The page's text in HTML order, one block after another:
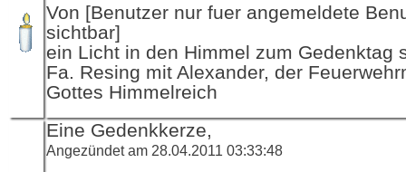
Von [Benutzer nur fuer angemeldete
sichtbar]
ein Licht in den Himmel zum Gedenktag
Fa. Resing mit Alexander, der
Gottes Himmelreich
Eine Gedenkkerze,
Angezündet am 28.04.2011 03:33:48